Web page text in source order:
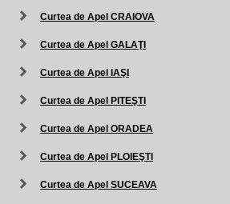
Curtea de Apel CRAIOVA
Curtea de Apel GALAŢI
Curtea de Apel IAŞI
Curtea de Apel PITEŞTI
Curtea de Apel ORADEA
Curtea de Apel PLOIEŞTI
Curtea de Apel SUCEAVA